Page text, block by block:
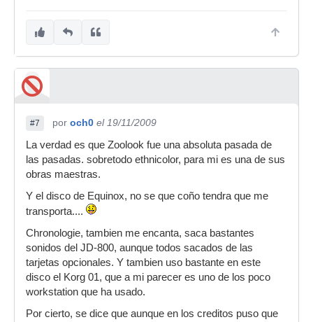
#7 por och0 el 19/11/2009
La verdad es que Zoolook fue una absoluta pasada de
las pasadas. sobretodo ethnicolor, para mi es una de sus
obras maestras.
Y el disco de Equinox, no se que coño tendra que me
transporta....
Chronologie, tambien me encanta, saca bastantes
sonidos del JD-800, aunque todos sacados de las
tarjetas opcionales. Y tambien uso bastante en este
disco el Korg 01, que a mi parecer es uno de los poco
workstation que ha usado.
Por cierto, se dice que aunque en los creditos puso que